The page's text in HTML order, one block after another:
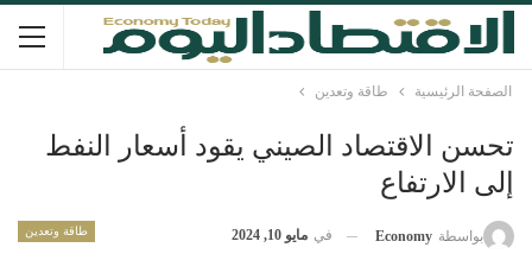
الصفحة الرئيسية طاقة وتعدين
تحسن الاقتصاد الصيني يقود أسعار النفط
إلى الارتفاع
طاقة وتعدين بواسطة Economy في مايو 10, 2024